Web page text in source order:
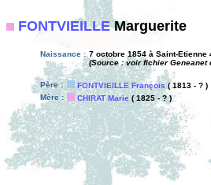
FONTVIEILLEMarguerite
Naissance : 7 octobre 1854 à Saint-Etienne
(Source : voir fichier Geneanet
Père : FONTVIEILLE François ( 1813 - ? )
Mère :
CHIRAT Marie ( 1825 - ? )